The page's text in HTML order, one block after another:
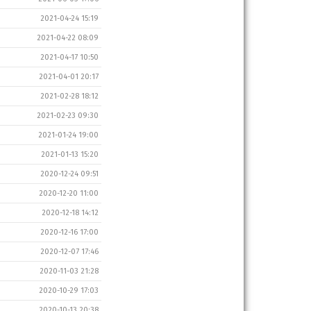
2021-04-24 15:19
2021-04-22 08:09
2021-04-17 10:50
2021-04-01 20:17
2021-02-28 18:12
2021-02-23 09:30
2021-01-24 19:00
2021-01-13 15:20
2020-12-24 09:51
2020-12-20 11:00
2020-12-18 14:12
2020-12-16 17:00
2020-12-07 17:46
2020-11-03 21:28
2020-10-29 17:03